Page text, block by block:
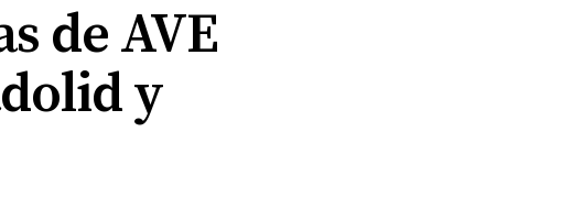
de AVE
y